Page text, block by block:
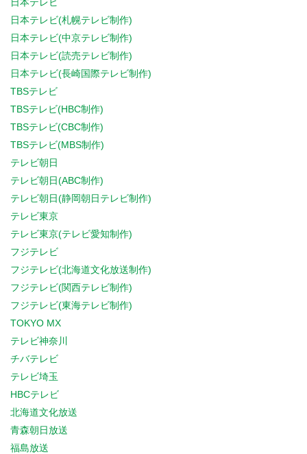
日本テレビ(札幌テレビ制作)
日本テレビ(中京テレビ制作)
日本テレビ(読売テレビ制作)
日本テレビ(長崎国際テレビ制作)
TBSテレビ
TBSテレビ(HBC制作)
TBSテレビ(CBC制作)
TBSテレビ(MBS制作)
テレビ朝日
テレビ朝日(ABC制作)
テレビ朝日(静岡朝日テレビ制作)
テレビ東京
テレビ東京(テレビ愛知制作)
フジテレビ
フジテレビ(北海道文化放送制作)
フジテレビ(関西テレビ制作)
フジテレビ(東海テレビ制作)
TOKYO MX
テレビ神奈川
チバテレビ
テレビ埼玉
HBCテレビ
北海道文化放送
青森朝日放送
福島放送